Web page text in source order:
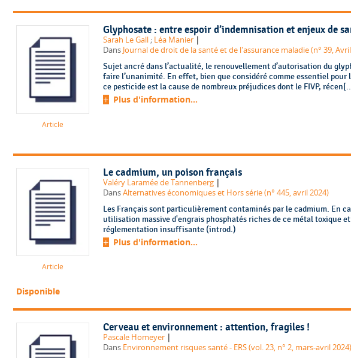
Article
Glyphosate : entre espoir d’indemnisation et enjeux de
Sarah Le Gall ; Léa Manier|
Dans Journal de droit de la santé et de l'assurance maladie (n° 39,
Sujet ancré dans l’actualité, le renouvellement d’autorisation du
faire l’unanimité. En effet, bien que considéré comme essentiel pour
ce pesticide est la cause de nombreux préjudices dont le FIVP,
Plus d'information...
Article
Le cadmium, un poison français
Valéry Laramée de Tannenberg |
DansAlternatives économiques et Hors série (n° 445, avril 2024)
Les Français sont particulièrement contaminés par le cadmium. En
utilisation massive d'engrais phosphatés riches de ce métal toxique
réglementation insuffisante (introd.)
Plus d'information...
Disponible
Cerveau et environnement : attention, fragiles !
Pascale Homeyer |
Dans Environnement risques santé - ERS (vol. 23, n° 2, mars-avril 2024)